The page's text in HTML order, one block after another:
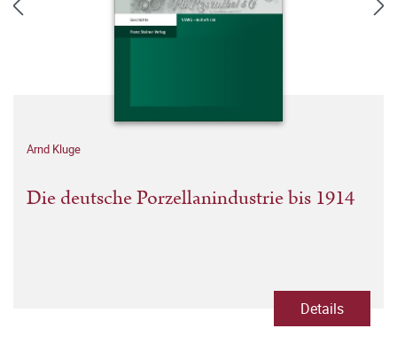
Arnd Kluge
Die deutsche Porzellanindustrie bis 1914
Details